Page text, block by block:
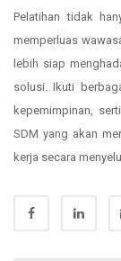
Pelatihan tidak
memperluas
lebih siap
solusi. Ikuti
kepemimpinan,
SDM yang akan
kerja secara